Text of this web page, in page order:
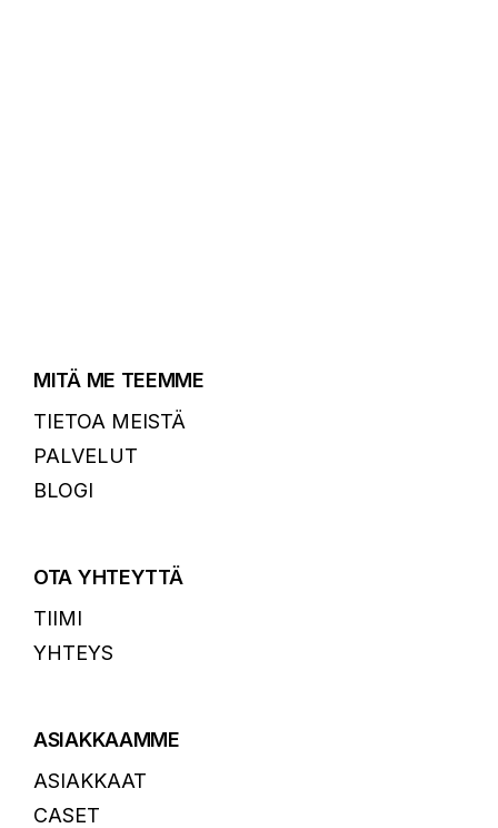
MITÄ ME TEEMME
TIETOA MEISTÄ
PALVELUT
BLOGI
OTA YHTEYTTÄ
TIIMI
YHTEYS
ASIAKKAAMME
ASIAKKAAT
CASET